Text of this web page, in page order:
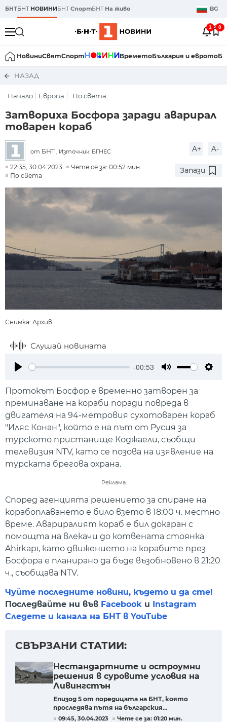
БНТБНТ НОВИНИБНТСпортБНТ На живо BG
1 0
НовиниСвятСпорт ВреметоБългария и еврото
НАЗАД
Начало Европа По света
Затвориха Босфора заради аварирал
товарен кораб
от БНТ , Източник: БГНЕС A+ A-
22:35, 30.04.2023
Чете се за: 00:52 мин.
По света
Запази
Снимка: Архив
Слушай новината
-00:53
Протокът Босфор е временно затворен за
преминаване на кораби поради повреда в
двигателя на 94-метровия сухотоварен кораб
"Иляс Конан", който е на път от Русия за
турското пристанище Коджаели, съобщи
телевизия NTV, като се позова на изявление на
турската брегова охрана.
Реклама
Според агенцията решението за спиране на
корабоплаването е било взето в 18:00 ч. местно
време. Авариралият кораб е бил докаран с
помощта на влекачи до котвената стоянка
Ahirkapı, като движението на корабите през
Босфора е планирано да бъде възобновено в 21:20
ч., съобщава NTV.
Чуйте последните новини, където и да сте!
Последвайте ни във Facebook и Instagram
Следете и канала на БНТ в YouTube
СВЪРЗАНИ СТАТИИ:
Нестандартните и остроумни
решения в суровите условия на
Ливингстън
Епизод 5 от поредицата на БНТ, която
проследява пътя на българския...
09:45, 30.04.2023 Чете се за: 01:20 мин.